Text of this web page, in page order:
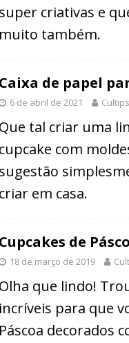
super criativas e
muito também.
Caixa de papel
6 de abril de 2021 Cultips
Que tal criar uma
cupcake com
sugestão
criar em casa.
Cupcakes de
18 de março de 2019
Olha que lindo!
incríveis para que
Páscoa decorados